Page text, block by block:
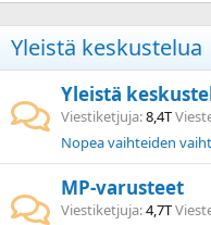
Yleistä keskustelua
Yleistä
Viestiketjuja 8,4T
Nopea vaihteiden
MP-varusteet
Viestiketjuja 4,7T